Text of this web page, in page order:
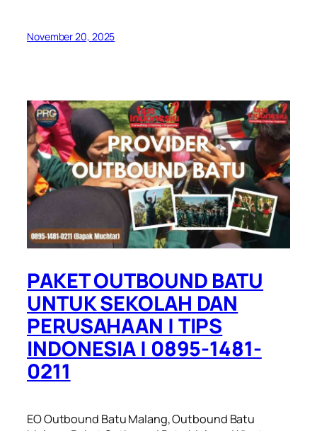
November 20, 2025
PAKET OUTBOUND BATU
UNTUK SEKOLAH DAN
PERUSAHAAN | TIPS
INDONESIA | 0895-1481-
0211
EO Outbound Batu Malang, Outbound Batu